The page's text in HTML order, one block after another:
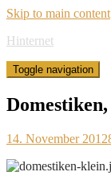
Skip to main content
Hinternet
Toggle navigation
14. November 2012